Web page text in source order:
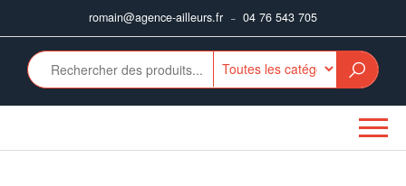
romain@agence-ailleurs.fr – 04 76 543 705